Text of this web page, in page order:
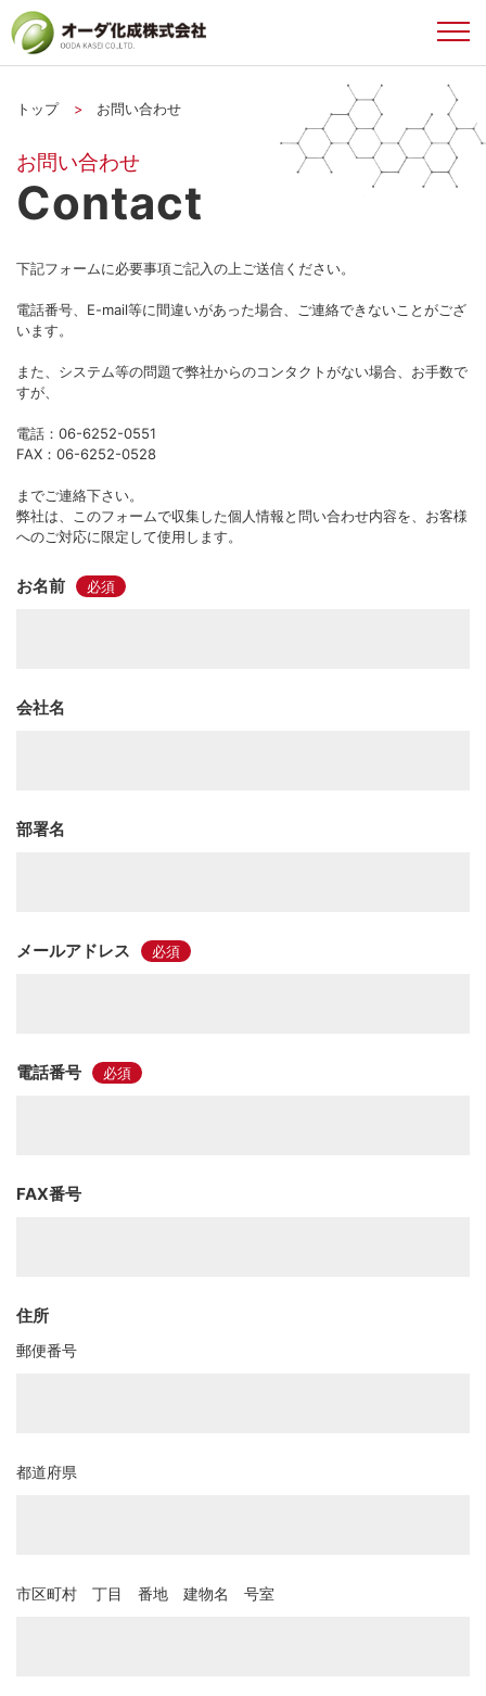
トップ > お問い合わせ
お問い合わせ
Contact
下記フォームに必要事項ご記入の上ご送信ください。
電話番号、E-mail等に間違いがあった場合、ご連絡できないことがござ
います。
また、システム等の問題で弊社からのコンタクトがない場合、お手数で
すが、
電話：06-6252-0551
FAX：06-6252-0528
までご連絡下さい。
弊社は、このフォームで収集した個人情報と問い合わせ内容を、お客様
へのご対応に限定して使用します。
お名前
会社名
部署名
メールアドレス
電話番号
FAX番号
住所
郵便番号
都道府県
市区町村 丁目 番地 建物名 号室